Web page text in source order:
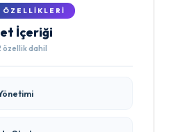
ÖZELLIKLERI
İçeriği
özellik dahil